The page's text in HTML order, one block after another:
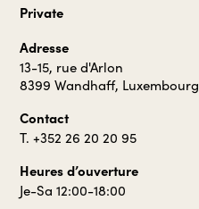
Private
Adresse
13-15, rue d'Arlon
8399 Wandhaff, Luxembourg
Contact
T. +352 26 20 20 95
Heures d’ouverture
Je-Sa 12:00-18:00